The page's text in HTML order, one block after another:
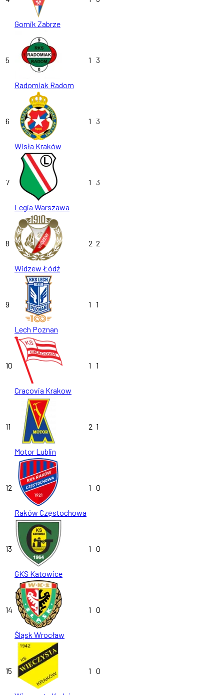
Gornik Zabrze
5
Radomiak Radom
1 3
6
Wisła Kraków
1 3
7
Legia Warszawa
1 3
8
Widzew Łódź
2 2
9
Lech Poznan
1 1
10
Cracovia Krakow
1 1
11
Motor Lublin
2 1
12
Raków Częstochowa
1 0
13
GKS Katowice
1 0
14
Śląsk Wrocław
1 0
15 1 0